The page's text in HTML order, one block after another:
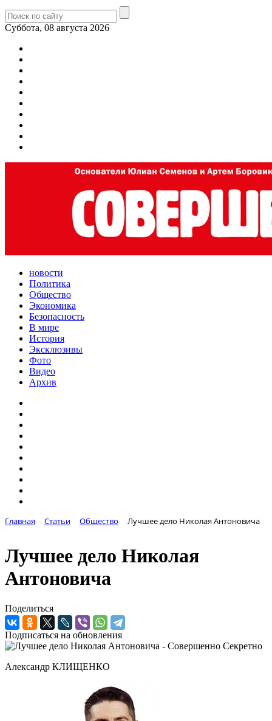
Суббота, 08 августа 2026
новости
Политика
Общество
Экономика
Безопасность
В мире
История
Эксклюзивы
Фото
Видео
Архив
Главная Статьи Общество Лучшее дело Николая Антоновича
Лучшее дело Николая
Антоновича
Поделиться
Подписаться на обновления
Александр КЛИЩЕНКО